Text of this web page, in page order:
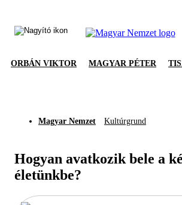
ORBÁN VIKTOR MAGYAR PÉTER
Magyar Nemzet Kultúrgrund
Hogyan avatkozik bele a
életünkbe?